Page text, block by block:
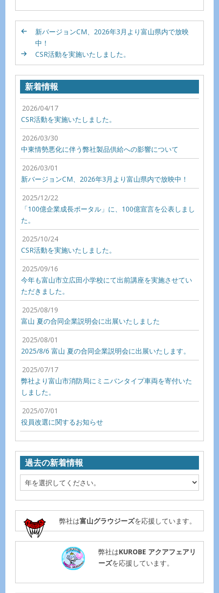
新バージョンCM、2026年3月より富山県内で放映
中！
CSR活動を実施いたしました。
新着情報
2026/04/17
CSR活動を実施いたしました。
2026/03/30
中東情勢悪化に伴う弊社製品供給への影響について
2026/03/01
新バージョンCM、2026年3月より富山県内で放映中！
2025/12/22
「100億企業成長ポータル」に、100億宣言を公表しまし
た。
2025/10/24
CSR活動を実施いたしました。
2025/09/16
今年も富山市立広田小学校にて出前講座を実施させてい
ただきました。
2025/08/19
富山 夏の合同企業説明会に出展いたしました
2025/08/01
2025/8/6 富山 夏の合同企業説明会に出展いたします。
2025/07/17
弊社より富山市消防局にミニバンタイプ車両を寄付いた
しました。
2025/07/01
役員改選に関するお知らせ
過去の新着情報
弊社は富山グラウジーズを応援しています。
弊社はKUROBE アクアフェアリ
ーズを応援しています。